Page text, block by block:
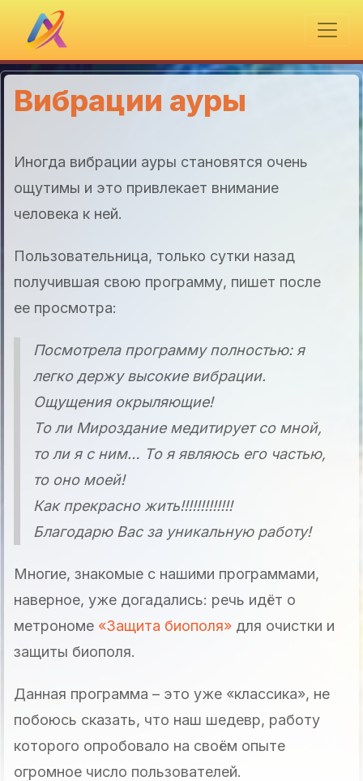
Вибрации ауры
Иногда вибрации ауры становятся очень
ощутимы и это привлекает внимание
человека к ней.
Пользовательница, только сутки назад
получившая свою программу, пишет после
ее просмотра:
Посмотрела программу полностью: я
легко держу высокие вибрации.
Ощущения окрыляющие!
То ли Мироздание медитирует со мной,
то ли я с ним… То я являюсь его частью,
то оно моей!
Как прекрасно жить!!!!!!!!!!!!!
Благодарю Вас за уникальную работу!
Многие, знакомые с нашими программами,
наверное, уже догадались: речь идёт о
метрономе «Защита биополя» для очистки и
защиты биополя.
Данная программа – это уже «классика», не
побоюсь сказать, что наш шедевр, работу
которого опробовало на своём опыте
огромное число пользователей.